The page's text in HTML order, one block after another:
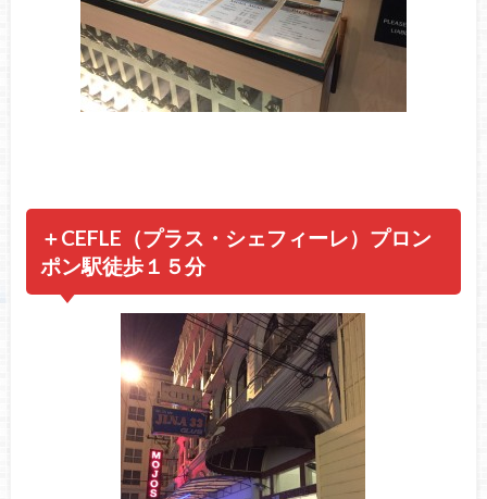
＋CEFLE（プラス・シェフィーレ）プロン
ポン駅徒歩１５分